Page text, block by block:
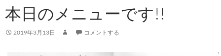
へ
キ
本日のメニューです!!
2019年3月13日 コメントする